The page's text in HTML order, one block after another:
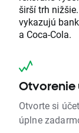
širší trh
vykazujú
a Coca-Cola.
Otvorenie
Otvorte si
úplne